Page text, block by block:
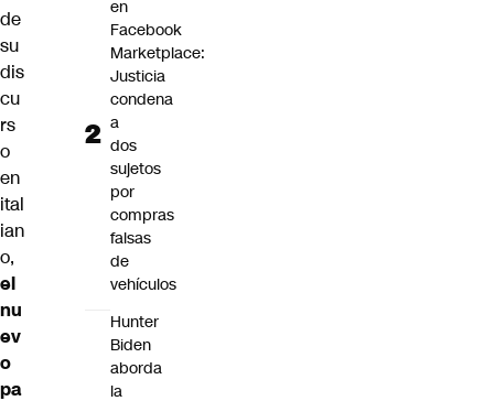
de
su
dis
cu
rs
o
en
ital
ian
o,
el
nu
ev
o
pa
en
Facebook
Marketplace:
Justicia
condena
a
dos
sujetos
por
compras
falsas
de
vehículos
Hunter
Biden
aborda
la